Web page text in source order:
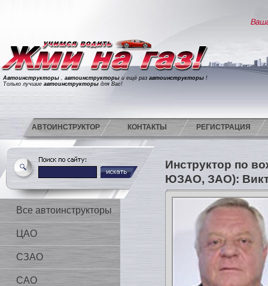
Автоинструкторы , автоинструкторы и ещё раз автоинструкторы !
Только лучшие автоинструкторы для Вас!
АВТОИНСТРУКТОР КОНТАКТЫ РЕГИСТРАЦИЯ
Все автоинструкторы
ЦАО
СЗАО
САО
Инструктор по
ЮЗАО, ЗАО):